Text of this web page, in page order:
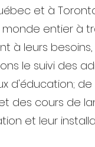
et à
entier à
à leurs
le suivi des
d'éducation; de
des cours de
et leur